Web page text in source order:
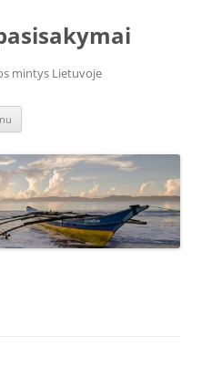
mintys Lietuvoje